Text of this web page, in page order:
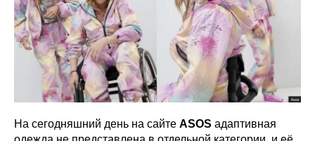
На сегодняшний день на сайте ASOS адаптивная